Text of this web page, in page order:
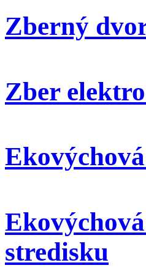
Zberný
Zber
stredisku